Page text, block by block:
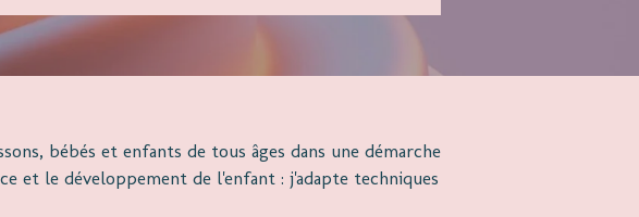
bébés et enfants de tous âges dans une démarche
et le développement de l'enfant : j'adapte techniques